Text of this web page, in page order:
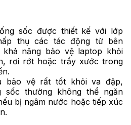
sốc được thiết kế với lớp
thụ các tác động từ bên
khả năng bảo vệ laptop khỏi
rơi rớt hoặc trầy xước trong
bảo vệ rất tốt khỏi va đập,
sốc thường không thể ngăn
bị ngâm nước hoặc tiếp xúc